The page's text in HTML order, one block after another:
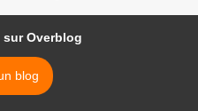
Overblog
blog